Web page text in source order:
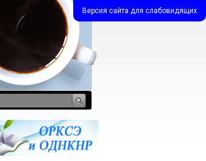
Версия сайта для слабовидящих